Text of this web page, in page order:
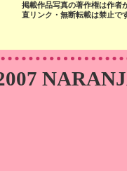
掲載作品写真の著作権は作者
直リンク・無断転載は禁止で